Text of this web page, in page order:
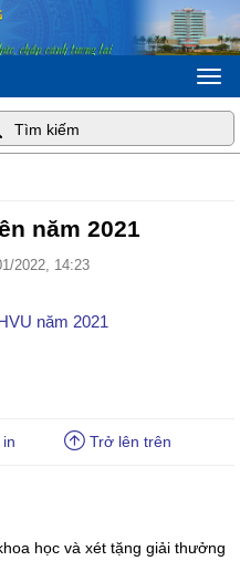
năm 2021
2022, 14:23
năm 2021
Trở lên trên
học và xét tặng giải thưởng